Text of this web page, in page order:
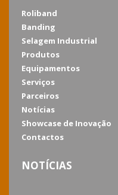
Roliband
Banding
Selagem Industrial
Produtos
Equipamentos
Serviços
Parceiros
Notícias
Showcase de Inovação
Contactos
NOTÍCIAS